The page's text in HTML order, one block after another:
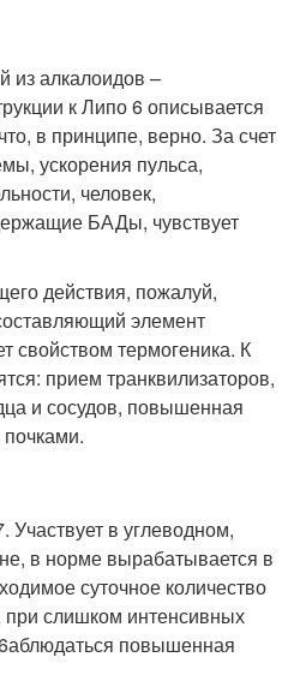
из алкалоидов –
к Липо 6 описывается
в принципе, верно. За счет
ускорения пульса,
человек,
БАДы, чувствует
действия, пожалуй,
элемент
свойством термогеника. К
прием транквилизаторов,
и сосудов, повышенная
в углеводном,
в норме вырабатывается в
суточное количество
при слишком интенсивных
повышенная